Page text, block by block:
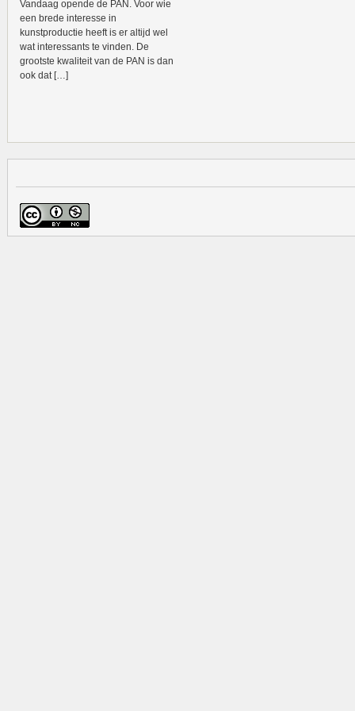
Vandaag opende de PAN. Voor wie
een brede interesse in
kunstproductie heeft is er altijd wel
wat interessants te vinden. De
grootste kwaliteit van de PAN is dan
ook dat […]